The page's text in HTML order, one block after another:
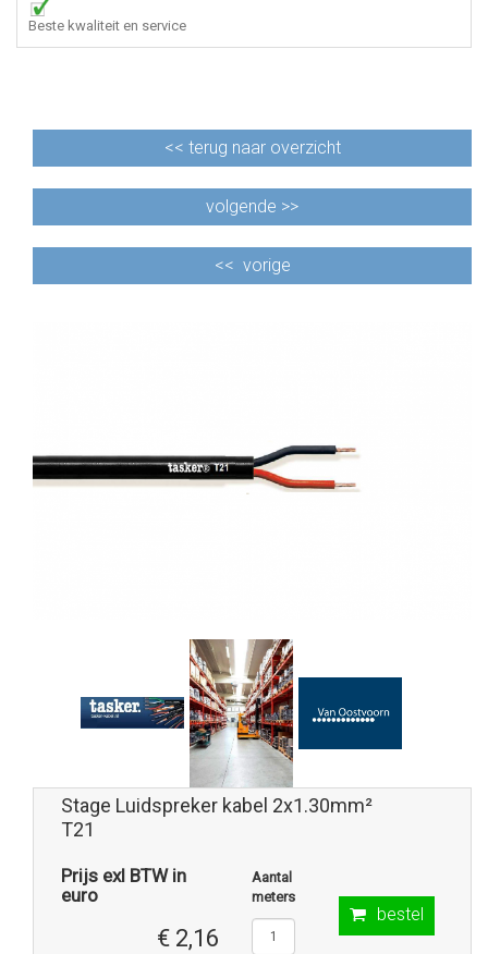
Beste kwaliteit en service
<< terug naar overzicht
volgende >>
<< vorige
Stage Luidspreker kabel 2x1.30mm²
T21
Prijs exl BTW in
euro
€ 2,16
Aantal
meters
bestel